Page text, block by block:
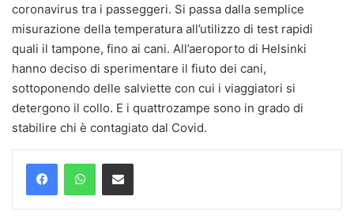
coronavirus tra i passeggeri. Si passa dalla semplice
misurazione della temperatura all’utilizzo di test rapidi
quali il tampone, fino ai cani. All’aeroporto di Helsinki
hanno deciso di sperimentare il fiuto dei cani,
sottoponendo delle salviette con cui i viaggiatori si
detergono il collo. E i quattrozampe sono in grado di
stabilire chi è contagiato dal Covid.
Condividi via mail